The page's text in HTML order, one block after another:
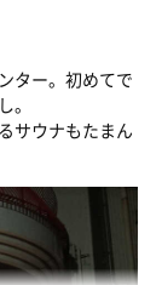
ター。初めてで
。
サウナもたまん